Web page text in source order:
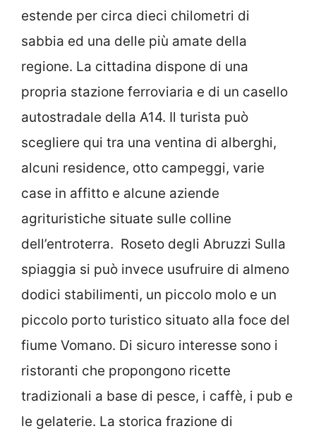
estende per circa dieci chilometri di
sabbia ed una delle più amate della
regione. La cittadina dispone di una
propria stazione ferroviaria e di un casello
autostradale della A14. Il turista può
scegliere qui tra una ventina di alberghi,
alcuni residence, otto campeggi, varie
case in affitto e alcune aziende
agrituristiche situate sulle colline
dell’entroterra. Roseto degli Abruzzi Sulla
spiaggia si può invece usufruire di almeno
dodici stabilimenti, un piccolo molo e un
piccolo porto turistico situato alla foce del
fiume Vomano. Di sicuro interesse sono i
ristoranti che propongono ricette
tradizionali a base di pesce, i caffè, i pub e
le gelaterie. La storica frazione di